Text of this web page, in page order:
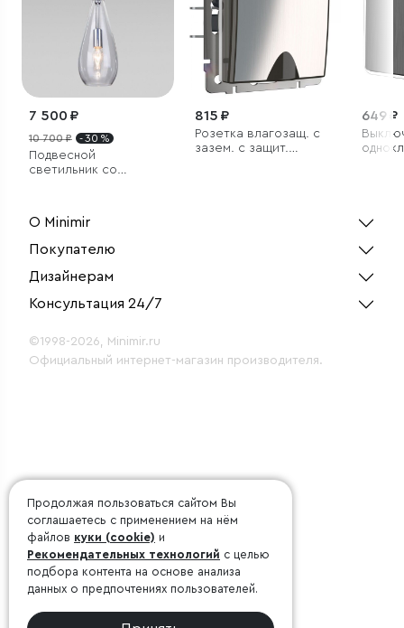
7 500 ₽
10 700 ₽ - 30 %
Подвесной
светильник со
815 ₽
Розетка влагозащ. с
зазем. с защит.
649 ₽
О Minimir
Покупателю
Дизайнерам
Консультация 24/7
©1998-2026, Minimir.ru
Официальный интернет-магазин производителя.
Продолжая пользоваться сайтом Вы
соглашаетесь с применением на нём
файлов куки (cookie) и
Рекомендательных технологий с целью
подбора контента на основе анализа
данных о предпочтениях пользователей.